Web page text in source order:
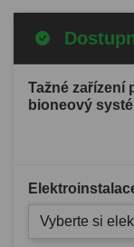
Tažné zařízení
bioneový
Vyberte si